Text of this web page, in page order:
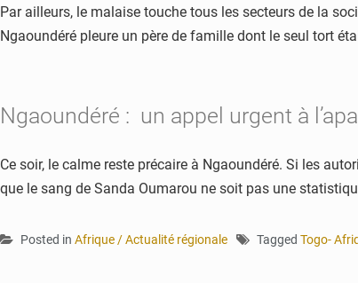
Par ailleurs, le malaise touche tous les secteurs de la
Ngaoundéré pleure un père de famille dont le seul tort
Ngaoundéré : un appel urgent à
Ce soir, le calme reste précaire à Ngaoundéré. Si les
que le sang de Sanda Oumarou ne soit pas une
Posted in Afrique / Actualité régionale Tagged Togo-